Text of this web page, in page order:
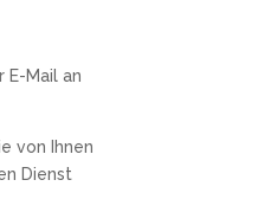
Mail an
von Ihnen
Dienst